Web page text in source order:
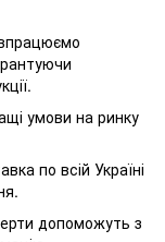
умови на ринку
по всій Україні
допоможуть з